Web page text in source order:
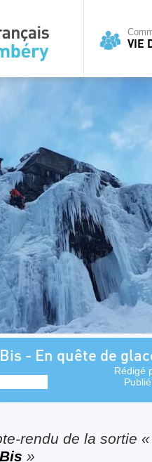
VIE
- En quête de
Rédigé
rendu de la sortie
»